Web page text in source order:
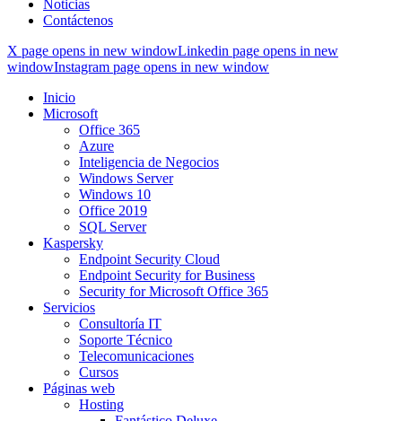
Noticias
Contáctenos
X page opens in new windowLinkedin page opens in new
windowInstagram page opens in new window
Inicio
Microsoft
Office 365
Azure
Inteligencia de Negocios
Windows Server
Windows 10
Office 2019
SQL Server
Kaspersky
Endpoint Security Cloud
Endpoint Security for Business
Security for Microsoft Office 365
Servicios
Consultoría IT
Soporte Técnico
Telecomunicaciones
Cursos
Páginas web
Hosting